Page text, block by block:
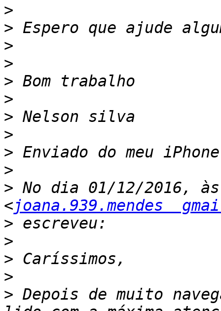
>
>
>
>
>
>
>
>
>
>
> No dia 01/12/2016,
<joana.939.mendes
>
>
>
>
> Depois de muito